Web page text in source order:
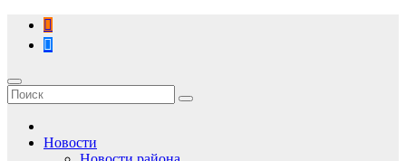
Перейти
содержимому
Новости